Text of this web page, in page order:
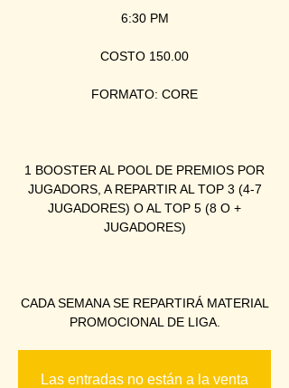
6:30 PM
COSTO 150.00
FORMATO: CORE
1 BOOSTER AL POOL DE PREMIOS POR
JUGADORS, A REPARTIR AL TOP 3 (4-7
JUGADORES) O AL TOP 5 (8 O +
JUGADORES)
CADA SEMANA SE REPARTIRÁ MATERIAL
PROMOCIONAL DE LIGA.
Las entradas no están a la venta